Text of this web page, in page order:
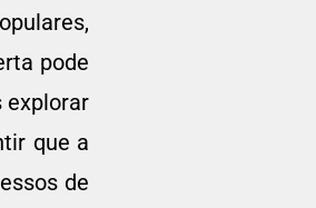
pode
explorar
que a
de